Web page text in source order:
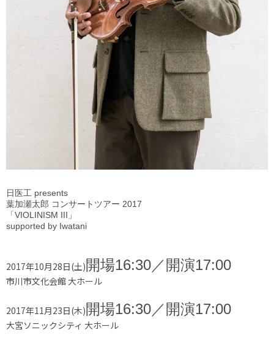
日医工 presents
葉加瀬太郎 コンサートツアー 2017
「VIOLINISM III」
supported by Iwatani
2017年10月28日(土)開場16:30／開演17:00
市川市文化会館 大ホール
2017年11月23日(木)開場16:30／開演17:00
大宮ソニックシティ 大ホール